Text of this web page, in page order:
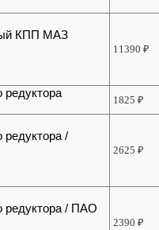
КПП МАЗ
11390₽
редуктора
1825₽
редуктора /
2625₽
редуктора / ПАО
2390₽